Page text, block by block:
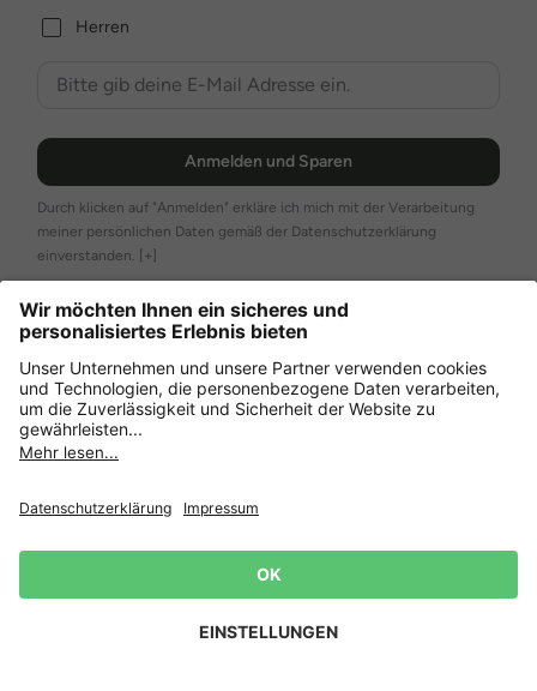
Herren
Anmelden und Sparen
Durch klicken auf "Anmelden" erkläre ich mich mit der Verarbeitung
meiner persönlichen Daten gemäß der Datenschutzerklärung
einverstanden. [+]
Über uns
Brauchst du Hilfe?
Zahlung und Lieferung